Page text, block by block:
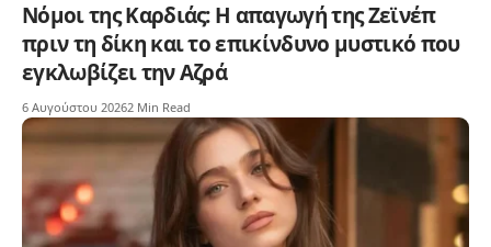
Νόμοι της Καρδιάς: Η απαγωγή της Ζεϊνέπ
πριν τη δίκη και το επικίνδυνο μυστικό που
εγκλωβίζει την Αζρά
6 Αυγούστου 20262 Min Read